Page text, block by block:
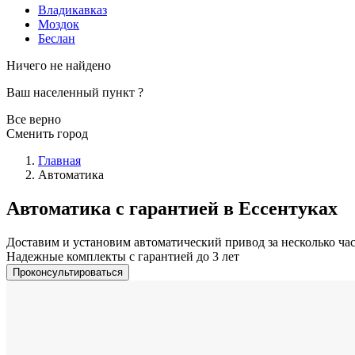
Владикавказ
Моздок
Беслан
Ничего не найдено
Ваш населенный пункт ?
Все верно
Сменить город
Главная
Автоматика
Автоматика с гарантией в Ессентуках
Доставим и установим автоматический привод за несколько
Надежные комплекты с гарантией до 3 лет
Проконсультироваться